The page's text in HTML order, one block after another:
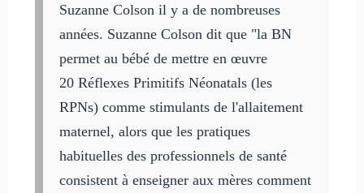
Suzanne Colson il y a de nombreuses
années. Suzanne Colson dit que "la BN
permet au bébé de mettre en œuvre
20 Réflexes Primitifs Néonatals (les
RPNs) comme stimulants de l'allaitement
maternel, alors que les pratiques
habituelles des professionnels de santé
consistent à enseigner aux mères comment